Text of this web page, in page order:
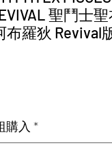
聖鬥士
布羅狄 Revival
購入 *